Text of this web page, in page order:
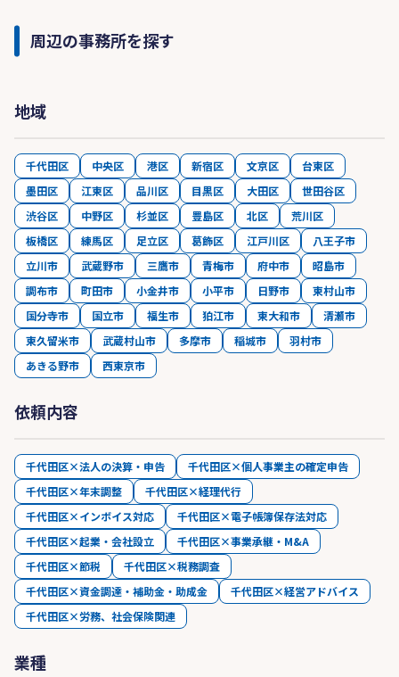
周辺の事務所を探す
地域
千代田区 中央区 港区 新宿区 文京区
台東区
墨田区
江東区 品川区 目黒区 大田区
世田谷区
渋谷区
中野区 杉並区 豊島区 北区
荒川区
板橋区
練馬区 足立区 葛飾区 江戸川区
八王子市
立川市
武蔵野市 三鷹市 青梅市 府中市
昭島市
調布市
町田市 小金井市 小平市 日野市
東村山市
国分寺市
国立市 福生市 狛江市 東大和市
清瀬市
東久留米市
武蔵村山市 多摩市 稲城市
羽村市
あきる野市
西東京市
依頼内容
千代田区×法人の決算・申告
千代田区×個人事業主の確定申告
千代田区×年末調整
千代田区×経理代行
千代田区×インボイス対応
千代田区×電子帳簿保存法対応
千代田区×起業・会社設立
千代田区×事業承継・M&A
千代田区×節税
千代田区×税務調査
千代田区×資金調達・補助金・助成金
千代田区×経営アドバイス
千代田区×労務、社会保険関連
業種